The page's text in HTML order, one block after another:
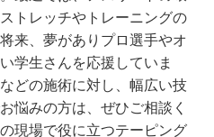
トレッチやトレーニングの
来、夢がありプロ選手やオ
学生さんを応援していま
どの施術に対し、幅広い技
悩みの方は、ぜひご相談く
現場で役に立つテーピング